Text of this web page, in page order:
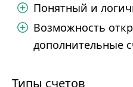
Понятный и
Возможность
дополнительные
Типы счетов